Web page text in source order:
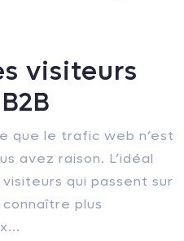
visiteurs
que le trafic web n’est
avez raison. L’idéal
qui passent sur
plus